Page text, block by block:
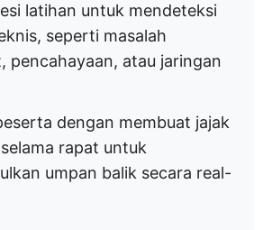
latihan untuk mendeteksi
seperti masalah
pencahayaan, atau jaringan
dengan membuat jajak
rapat untuk
umpan balik secara real-